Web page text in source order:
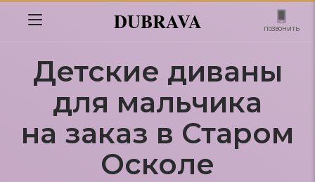
DUBRAVA позвонить
Детские диваны
для мальчика
на заказ в Старом
Осколе